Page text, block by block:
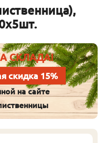
СКЛАДА!
скидка 15%
на сайте